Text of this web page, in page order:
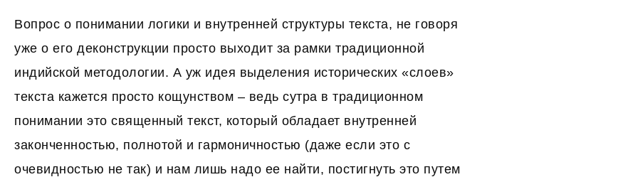
Вопрос о понимании логики и внутренней структуры текста, не говоря
уже о его деконструкции просто выходит за рамки традиционной
индийской методологии. А уж идея выделения исторических «слоев»
текста кажется просто кощунством – ведь сутра в традиционном
понимании это священный текст, который обладает внутренней
законченностью, полнотой и гармоничностью (даже если это с
очевидностью не так) и нам лишь надо ее найти, постигнуть это путем